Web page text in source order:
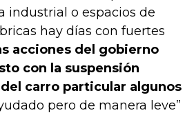
industrial o espacios de
hay días con fuertes
acciones del gobierno
con la suspensión
carro particular algunos
pero de manera leve”